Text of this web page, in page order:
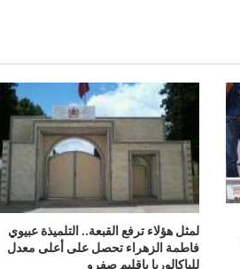
لمثل هؤلاء ترفع القبعة.. التلميذة عبيوي
فاطمة الزهراء تحصل على أعلى معدل
للباكالوريا بإقليم صفرو